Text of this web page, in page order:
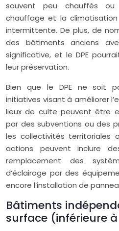
souvent peu chauffés
chauffage et la
intermittente. De plus, de
des bâtiments anciens
significative, et le DPE
leur préservation.
Bien que le DPE ne soit
initiatives visant à améliorer
lieux de culte peuvent être
par des subventions ou des
les collectivités territoriales
actions peuvent inclure
remplacement des
d’éclairage par des
encore l’installation de
Bâtiments
surface (inférieure à